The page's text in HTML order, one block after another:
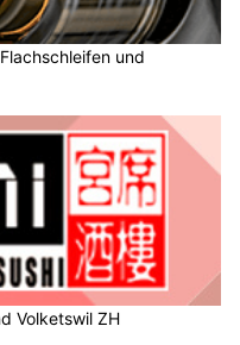
und
Volketswil ZH